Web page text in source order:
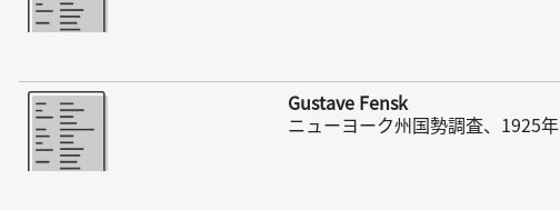
さらに表示
Gustave Fensk
ニューヨーク州国勢調査、1925年